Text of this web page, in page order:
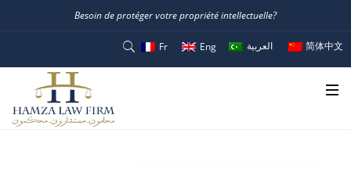
Besoin de protéger votre propriété intellectuelle?
Fr Eng العربية 简体中文
Accueil NEWS